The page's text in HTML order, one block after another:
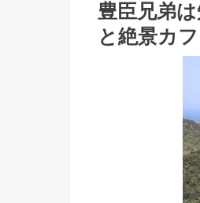
豊臣兄弟
と絶景カ